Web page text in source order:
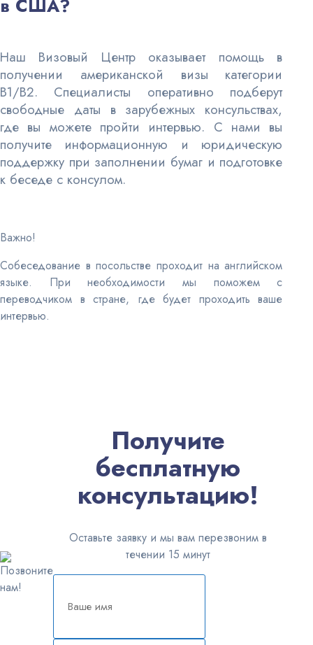
в США?
Наш Визовый Центр оказывает помощь в
получении американской визы категории
B1/B2. Специалисты оперативно подберут
свободные даты в зарубежных консульствах,
где вы можете пройти интервью. С нами вы
получите информационную и юридическую
поддержку при заполнении бумаг и подготовке
к беседе с консулом.
Важно!
Собеседование в посольстве проходит на английском
языке. При необходимости мы поможем с
переводчиком в стране, где будет проходить ваше
интервью.
Получите
бесплатную
консультацию!
Оставьте заявку и мы вам перезвоним в
течении 15 минут